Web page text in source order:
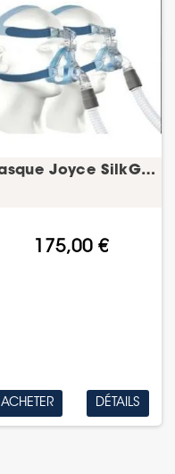
Masque Joyce SilkGel Full Face – PPC facial –...
175,00 €
ACHETER DÉTAILS